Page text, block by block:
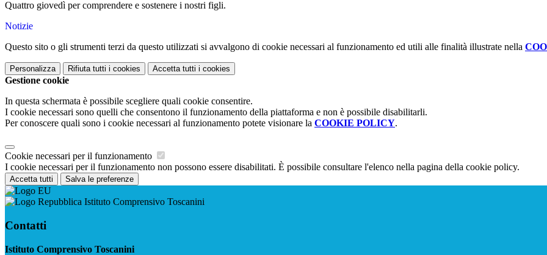
Quattro giovedì per comprendere e sostenere i nostri figli.
Notizie
Questo sito o gli strumenti terzi da questo utilizzati si avvalgono di cookie necessari al funzionamento ed utili alle finalità illustrate nella
Personalizza Rifiuta tutti i cookies Accetta tutti i cookies
Gestione cookie
In questa schermata è possibile scegliere quali cookie consentire.
I cookie necessari sono quelli che consentono il funzionamento della piattaforma e non è possibile disabilitarli.
Per conoscere quali sono i cookie necessari al funzionamento potete visionare la COOKIE POLICY.
Cookie necessari per il funzionamento
I cookie necessari per il funzionamento non possono essere disabilitati. È possibile consultare l'elenco nella pagina della cookie policy.
Accetta tutti Salva le preferenze
Istituto Comprensivo Toscanini
Contatti
Istituto Comprensivo Toscanini